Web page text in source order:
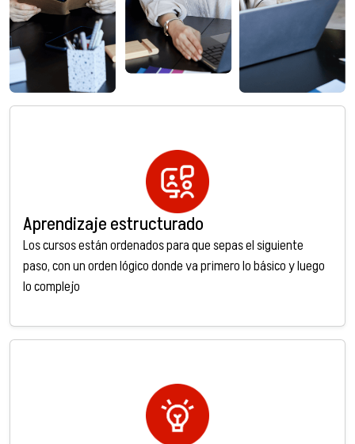
Aprendizaje estructurado
Los cursos están ordenados para que sepas el siguiente
paso, con un orden lógico donde va primero lo básico y luego
lo complejo